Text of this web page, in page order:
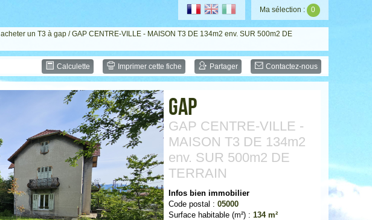
Ma sélection : 0
acheter un T3 à gap/ GAP CENTRE-VILLE - MAISON T3 DE 134m2 env. SUR 500m2 DE
Calculette Imprimer cette fiche Partager Contactez-nous
Gap
GAP CENTRE-VILLE -
MAISON T3 DE 134m2
env. SUR 500m2 DE
TERRAIN
Infos bien immobilier
Code postal :05000
Surface habitable (m²) :134 m²